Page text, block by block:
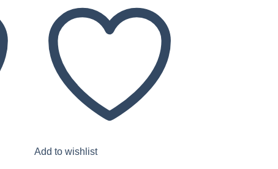
Add to wishlist